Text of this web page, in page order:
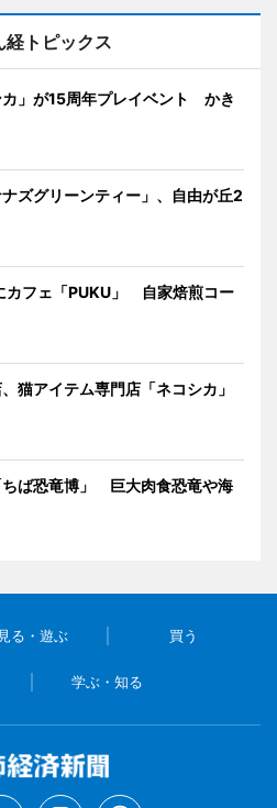
経トピックス
」が15周年プレイベント かき
ズグリーンティー」、自由が丘2
カフェ「PUKU」 自家焙煎コー
猫アイテム専門店「ネコシカ」
ちば恐竜博」 巨大肉食恐竜や海
見る・遊ぶ 買う
学ぶ・知る